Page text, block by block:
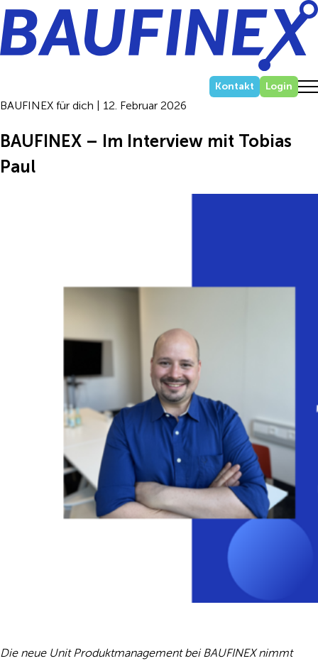
Zum
Inhalt
springen
Kontakt Login
BAUFINEX für dich | 12. Februar 2026
BAUFINEX – Im Interview mit Tobias
Paul
Die neue Unit Produktmanagement bei BAUFINEX nimmt